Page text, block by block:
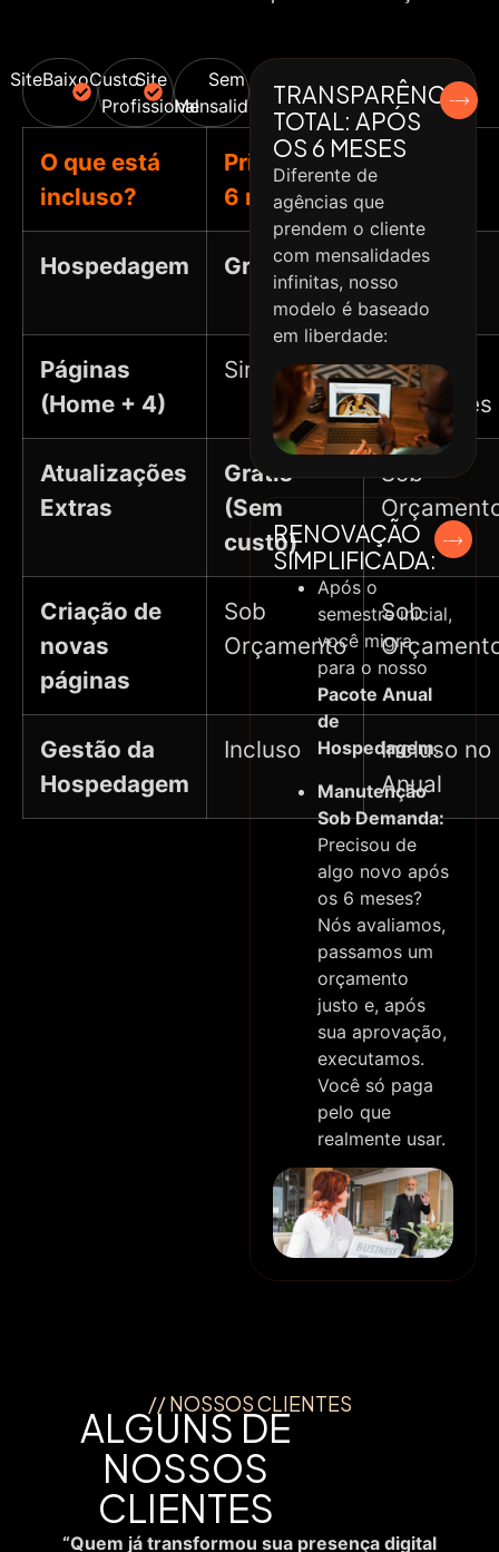
SiteBaixoCustoSite
Profissional
Sem
Mensalidade
O que está
incluso?
Primeiros
6 meses
Após 6
meses
Hospedagem Gratuita
Plano
Anual
Páginas
(Home + 4)
Sim
Já
entregues
Atualizações
Extras
Grátis
(Sem
custo)
Sob
Criação de
novas
páginas
Sob
Orçamento
Sob
Gestão da
Hospedagem
Incluso
Incluso no
Anual
TRANSPARÊNCIA
TOTAL: APÓS
OS 6 MESES
Diferente de
agências que
prendem o cliente
com mensalidades
infinitas, nosso
modelo é baseado
em liberdade:
RENOVAÇÃO
SIMPLIFICADA:
Após o
semestre inicial,
você migra
para o nosso
Pacote Anual
de
Hospedagem.
Manutenção
Sob Demanda:
Precisou de
algo novo após
os 6 meses?
Nós avaliamos,
passamos um
orçamento
justo e, após
sua aprovação,
executamos.
Você só paga
pelo que
realmente usar.
// NOSSOS CLIENTES
ALGUNS DE
NOSSOS
CLIENTES
“Quem já transformou sua presença digital